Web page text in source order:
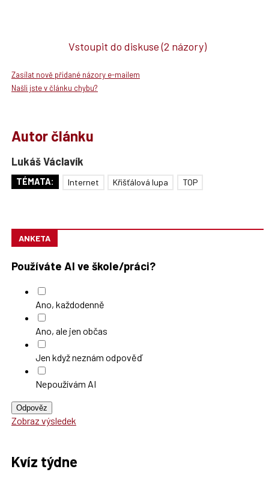
Vstoupit do diskuse(2 názory)
Zasílat nově přidané názory e-mailem
Našli jste v článku chybu?
Autor článku
Lukáš Václavík
TÉMATA: Internet Křišťálová lupa TOP
ANKETA
Používáte AI ve škole/práci?
Ano, každodenně
Ano, ale jen občas
Jen když neznám odpověď
Nepoužívám AI
Odpověz
Zobraz výsledek
Kvíz týdne